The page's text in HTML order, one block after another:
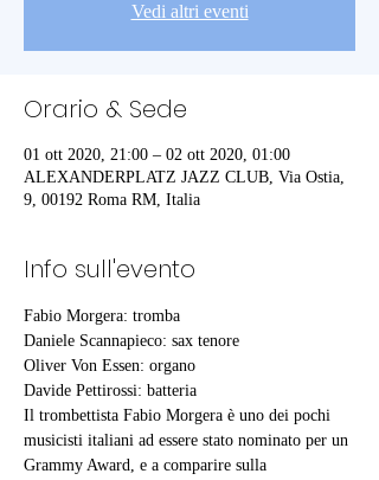
Vedi altri eventi
Orario & Sede
01 ott 2020, 21:00 – 02 ott 2020, 01:00
ALEXANDERPLATZ JAZZ CLUB, Via Ostia,
9, 00192 Roma RM, Italia
Info sull'evento
Fabio Morgera: tromba
Daniele Scannapieco: sax tenore
Oliver Von Essen: organo
Davide Pettirossi: batteria
Il trombettista Fabio Morgera è uno dei pochi
musicisti italiani ad essere stato nominato per un
Grammy Award, e a comparire sulla